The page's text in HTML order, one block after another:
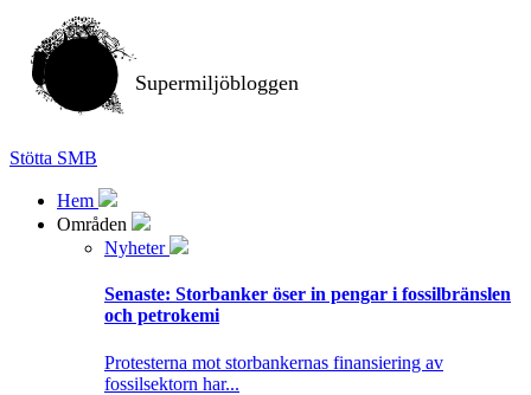
Supermiljöbloggen
Stötta SMB
Hem
Områden
Nyheter
Senaste: Storbanker öser in pengar i fossilbränslen
och petrokemi
Protesterna mot storbankernas finansiering av
fossilsektorn har...